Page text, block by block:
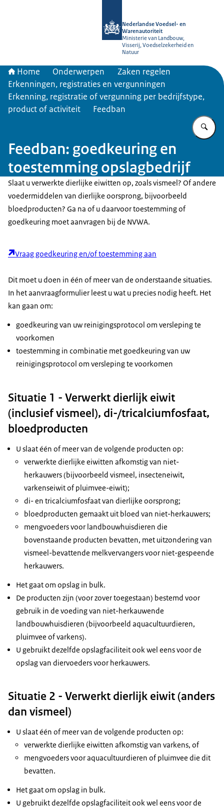
Nederlandse Voedsel- en
Warenautoriteit
Ministerie van Landbouw,
Visserij, Voedselzekerheid en
Natuur
Home Onderwerpen
Zaken regelen
Erkenningen, registraties en vergunningen
Erkenning, registratie of vergunning per bedrijfstype,
product of activiteit
Feedban
Feedban: goedkeuring en
toestemming opslagbedrijf
Slaat u verwerkte dierlijke eiwitten op, zoals vismeel? Of andere
voedermiddelen van dierlijke oorsprong, bijvoorbeeld
bloedproducten? Ga na of u daarvoor toestemming of
goedkeuring moet aanvragen bij de NVWA.
Vraag goedkeuring en/of toestemming aan
Dit moet u doen in één of meer van de onderstaande situaties.
In het aanvraagformulier leest u wat u precies nodig heeft. Het
kan gaan om:
goedkeuring van uw reinigingsprotocol om versleping te
voorkomen
toestemming in combinatie met goedkeuring van uw
reinigingsprotocol om versleping te voorkomen
Situatie 1 - Verwerkt dierlijk eiwit
(inclusief vismeel), di-/tricalciumfosfaat,
bloedproducten
U slaat één of meer van de volgende producten op:
verwerkte dierlijke eiwitten afkomstig van niet-
herkauwers (bijvoorbeeld vismeel, insecteneiwit,
varkenseiwit of pluimvee-eiwit);
di- en tricalciumfosfaat van dierlijke oorsprong;
bloedproducten gemaakt uit bloed van niet-herkauwers;
mengvoeders voor landbouwhuisdieren die
bovenstaande producten bevatten, met uitzondering van
vismeel-bevattende melkvervangers voor niet-gespeende
herkauwers.
Het gaat om opslag in bulk.
De producten zijn (voor zover toegestaan) bestemd voor
gebruik in de voeding van niet-herkauwende
landbouwhuisdieren (bijvoorbeeld aquacultuurdieren,
pluimvee of varkens).
U gebruikt dezelfde opslagfaciliteit ook wel eens voor de
opslag van diervoeders voor herkauwers.
Situatie 2 - Verwerkt dierlijk eiwit (anders
dan vismeel)
U slaat één of meer van de volgende producten op:
verwerkte dierlijke eiwitten afkomstig van varkens, of
mengvoeders voor aquacultuurdieren of pluimvee die dit
bevatten.
Het gaat om opslag in bulk.
U gebruikt dezelfde opslagfaciliteit ook wel eens voor de